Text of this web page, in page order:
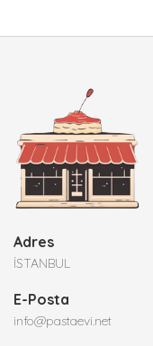
Adres
İSTANBUL
E-Posta
info@pastaevi.net